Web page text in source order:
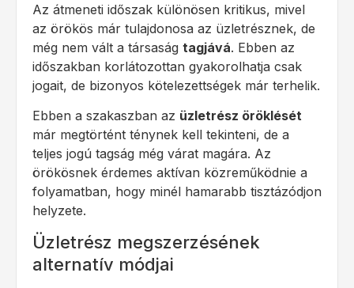
Az átmeneti időszak különösen kritikus, mivel
az örökös már tulajdonosa az üzletrésznek, de
még nem vált a társaság tagjává. Ebben az
időszakban korlátozottan gyakorolhatja csak
jogait, de bizonyos kötelezettségek már terhelik.
Ebben a szakaszban az üzletrész öröklését
már megtörtént ténynek kell tekinteni, de a
teljes jogú tagság még várat magára. Az
örökösnek érdemes aktívan közreműködnie a
folyamatban, hogy minél hamarabb tisztázódjon
helyzete.
Üzletrész megszerzésének
alternatív módjai